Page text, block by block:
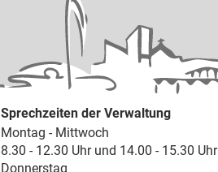
Sprechzeiten der Verwaltung
Montag - Mittwoch
8.30 - 12.30 Uhr und 14.00 - 15.30 Uhr
Donnerstag